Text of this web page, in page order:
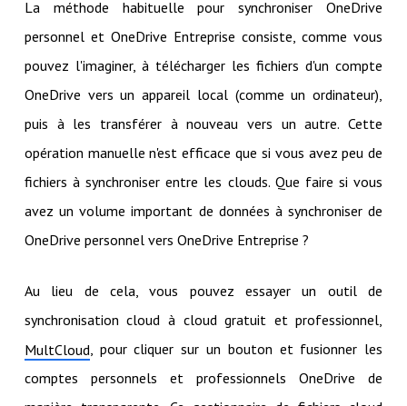
La méthode habituelle pour synchroniser OneDrive
personnel et OneDrive Entreprise consiste, comme vous
pouvez l'imaginer, à télécharger les fichiers d'un compte
OneDrive vers un appareil local (comme un ordinateur),
puis à les transférer à nouveau vers un autre. Cette
opération manuelle n'est efficace que si vous avez peu de
fichiers à synchroniser entre les clouds. Que faire si vous
avez un volume important de données à synchroniser de
OneDrive personnel vers OneDrive Entreprise ?
Au lieu de cela, vous pouvez essayer un outil de
synchronisation cloud à cloud gratuit et professionnel,
MultCloud , pour cliquer sur un bouton et fusionner les
comptes personnels et professionnels OneDrive de